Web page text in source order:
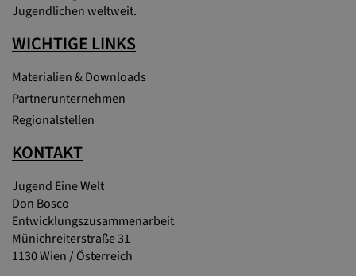
Jugendlichen weltweit.
WICHTIGE LINKS
Materialien & Downloads
Partnerunternehmen
Regionalstellen
KONTAKT
Jugend Eine Welt
Don Bosco
Entwicklungszusammenarbeit
Münichreiterstraße 31
1130 Wien / Österreich